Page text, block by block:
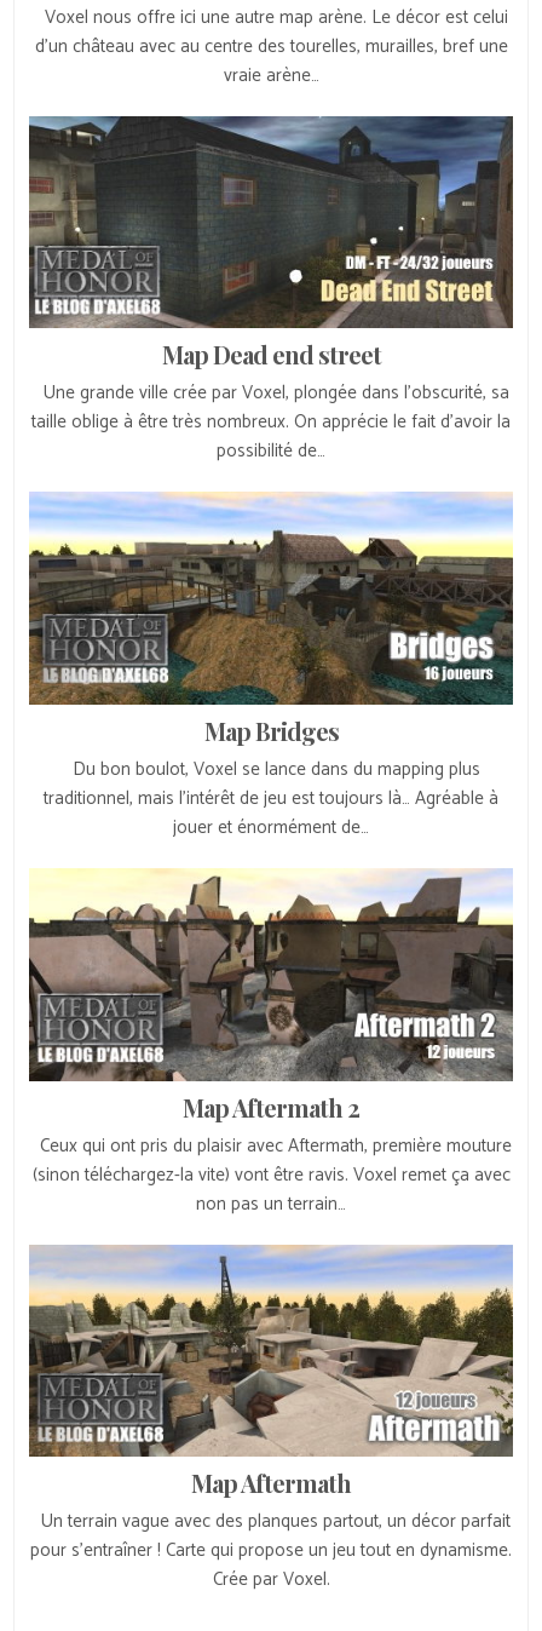
Voxel nous offre ici une autre map arène. Le décor est celui
d’un château avec au centre des tourelles, murailles, bref une
vraie arène…
Map Dead end street
Une grande ville crée par Voxel, plongée dans l’obscurité, sa
taille oblige à être très nombreux. On apprécie le fait d’avoir la
possibilité de…
Map Bridges
Du bon boulot, Voxel se lance dans du mapping plus
traditionnel, mais l’intérêt de jeu est toujours là… Agréable à
jouer et énormément de…
Map Aftermath 2
Ceux qui ont pris du plaisir avec Aftermath, première mouture
(sinon téléchargez-la vite) vont être ravis. Voxel remet ça avec
non pas un terrain…
Map Aftermath
Un terrain vague avec des planques partout, un décor parfait
pour s’entraîner ! Carte qui propose un jeu tout en dynamisme.
Crée par Voxel.